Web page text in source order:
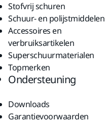
Stofvrij schuren
Schuur- en polijstmiddelen
Accessoires en
verbruiksartikelen
Superschuurmaterialen
Topmerken
Ondersteuning
Downloads
Garantievoorwaarden